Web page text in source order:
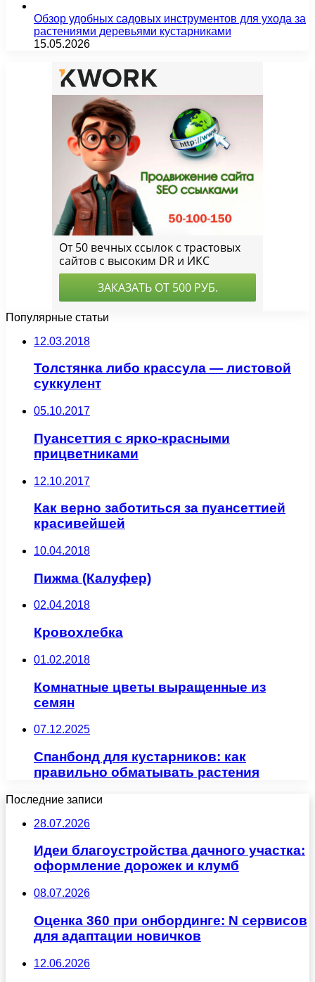
Обзор удобных садовых инструментов для ухода за
растениями деревьями кустарниками
15.05.2026
Популярные статьи
12.03.2018
Толстянка либо крассула — листовой
суккулент
05.10.2017
Пуансеттия с ярко-красными
прицветниками
12.10.2017
Как верно заботиться за пуансеттией
красивейшей
10.04.2018
Пижма (Калуфер)
02.04.2018
Кровохлебка
01.02.2018
Комнатные цветы выращенные из
семян
07.12.2025
Спанбонд для кустарников: как
правильно обматывать растения
Последние записи
28.07.2026
Идеи благоустройства дачного участка:
оформление дорожек и клумб
08.07.2026
Оценка 360 при онбординге: N сервисов
для адаптации новичков
12.06.2026